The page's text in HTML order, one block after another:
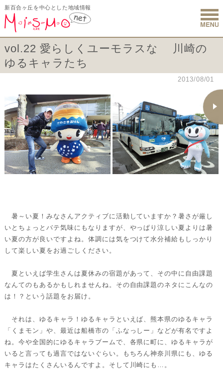
新百合ヶ丘を中心とした地域情報
新百合ヶ
vol.22 愛らしくユーモラスな 川崎の
ゆるキャラたち
2013/08/01
暑～い夏！みなさんアクティブに活動していますか？暑さが厳し
いとちょっとバテ気味にもなりますが、やっぱり涼しい夏よりは暑
い夏の方が良いですよね。体調には気をつけて水分補給もしっかり
して楽しい夏をお過ごしください。
夏といえば学生さんは夏休みの宿題があって、その中に自由課題
なんてのもあるかもしれませんね。その自由課題のネタにこんなの
は！？という話題をお届け。
それは、ゆるキャラ！ゆるキャラといえば、熊本県のゆるキャラ
「くまモン」や、最近は船橋市の「ふなっしー」などが有名ですよ
ね。今や全国的にゆるキャラブームで、各県に町に、ゆるキャラが
いると言っても過言ではないぐらい。もちろん神奈川県にも、ゆる
キャラはたくさんいるんですよ。そして川崎にも…。